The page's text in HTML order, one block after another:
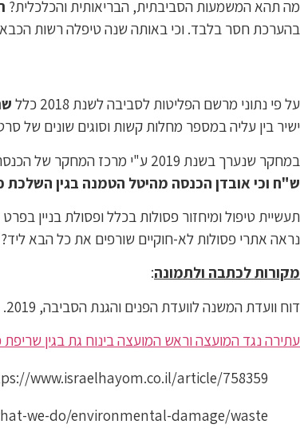
מה תהא המשמעות הסביבתית, הבריאותית והכלכלית?
בהערכת חסר בלבד. וכי באותה שנה טיפלה רשות הכבאות ב 6166 קריאות לכיבוי שריפות פסולת (לא כולל שריפות שלא דווחו לכב"א) מתוכן 1433 בצפון, 1592
על פי נתוני מרשם הפליטות לסביבה לשנת 2018 כלל
ישיר בין עליה במספר מחלות קשות וסוגים שונים של
במחקר שנערך בשנת 2019 ע"י מרכז המחקר של הכנסת עלה כי
ש"ח וכי אובדן הכנסה מהיטל הטמנה בגין השלכת פסולת הינו כ- 30.6 מיליוני ש"ח, וכמו כן קיים אובדן נוסף בהיקף של כמה
תעשיית טיפול ומיחזור פסולות בכלל ופסולת בניין
נראה אתרי פסולות לא-חוקיים שורפים את כל הבא ליד?
מקורות לכתבה ולתמונה:
דוח וועדת המשנה לוועדת הפנים והגנת הסביבה, 2019.
עתירה נגד המועצה וראש המועצה בינוח גת בגין
www.israelhayom.co.il/article/758359
we-do/environmental-damage/waste